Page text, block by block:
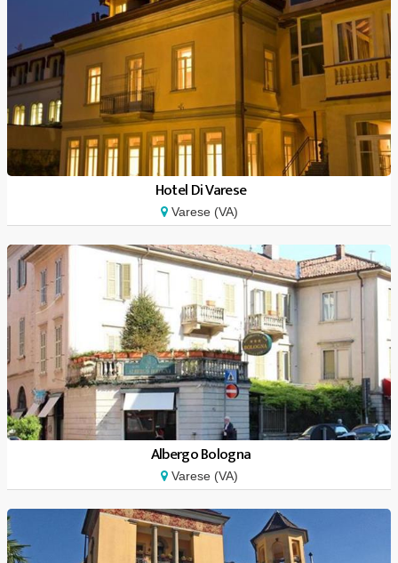
Hotel Di Varese
Varese (VA)
Albergo Bologna
Varese (VA)